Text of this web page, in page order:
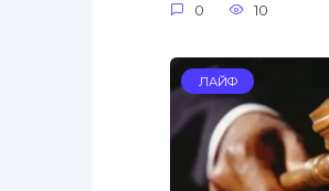
0 10
ЛАЙФ